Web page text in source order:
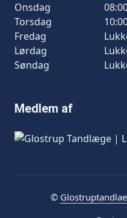
Onsdag
Torsdag
Fredag
Lørdag
Søndag
Medlem af
©